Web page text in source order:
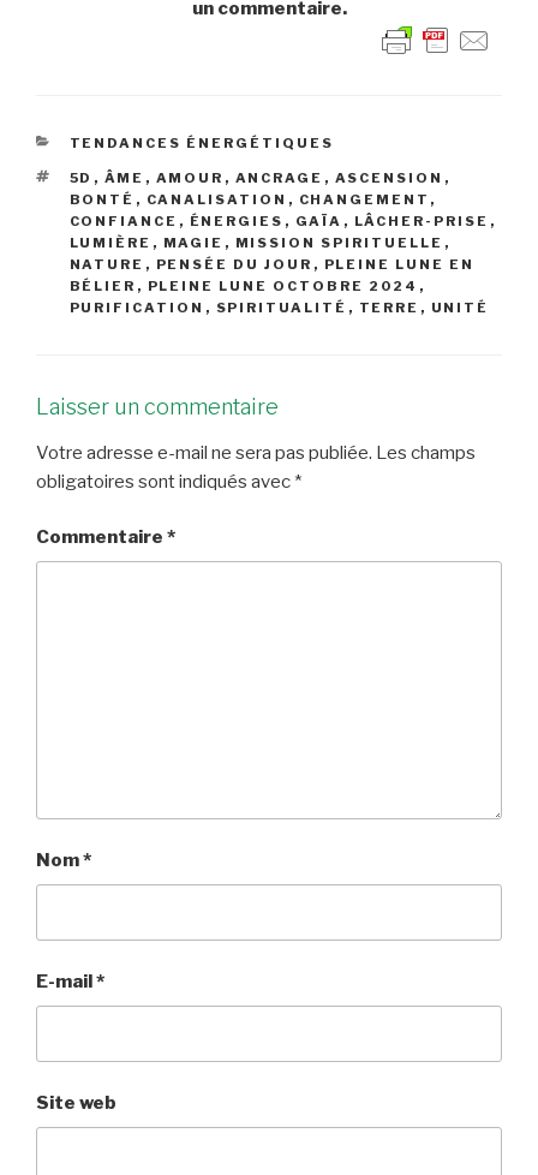
un commentaire.
CATÉGORIES
TENDANCES ÉNERGÉTIQUES
ÉTIQUETTES
5D , ÂME , AMOUR , ANCRAGE , ASCENSION ,
BONTÉ , CANALISATION , CHANGEMENT ,
CONFIANCE , ÉNERGIES , GAÏA , LÂCHER-PRISE ,
LUMIÈRE , MAGIE , MISSION SPIRITUELLE ,
NATURE , PENSÉE DU JOUR , PLEINE LUNE EN
BÉLIER , PLEINE LUNE OCTOBRE 2024 ,
PURIFICATION , SPIRITUALITÉ , TERRE , UNITÉ
Laisser un commentaire
Votre adresse e-mail ne sera pas publiée. Les champs
obligatoires sont indiqués avec *
Commentaire *
Nom*
E-mail *
Site web